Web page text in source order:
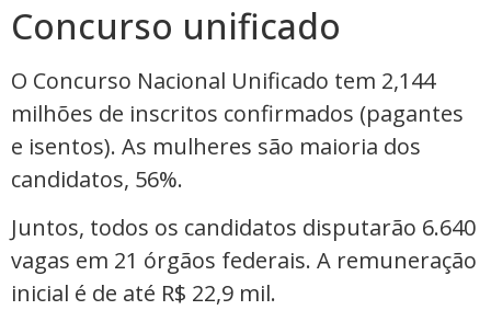
Concurso unificado
O Concurso Nacional Unificado tem 2,144
milhões de inscritos confirmados (pagantes
e isentos). As mulheres são maioria dos
candidatos, 56%.
Juntos, todos os candidatos disputarão 6.640
vagas em 21 órgãos federais. A remuneração
inicial é de até R$ 22,9 mil.